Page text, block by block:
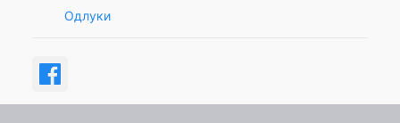
Одлуки